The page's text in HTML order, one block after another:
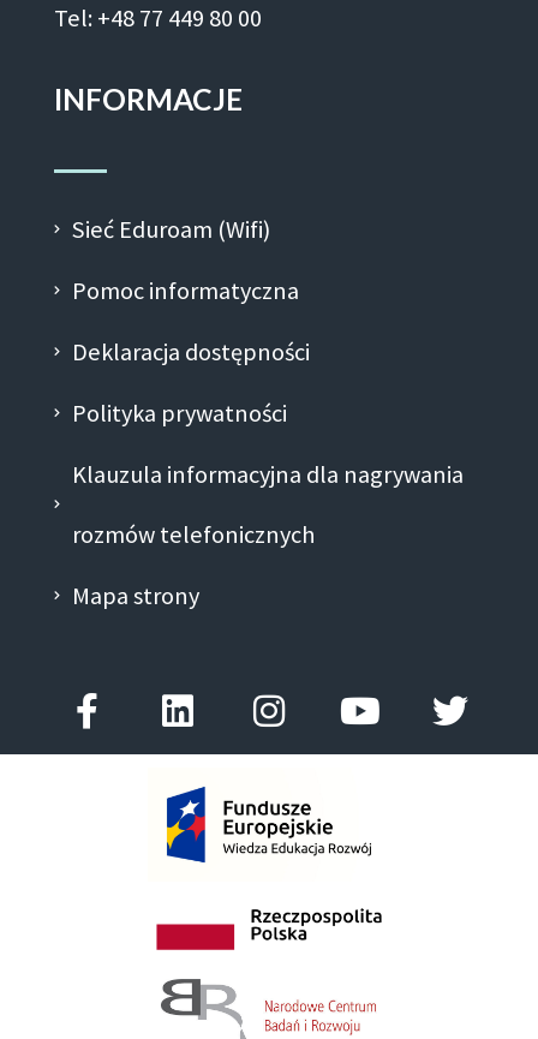
Tel: +48 77 449 80 00
INFORMACJE
Sieć Eduroam (Wifi)
Pomoc informatyczna
Deklaracja dostępności
Polityka prywatności
Klauzula informacyjna dla nagrywania
rozmów telefonicznych
Mapa strony
f